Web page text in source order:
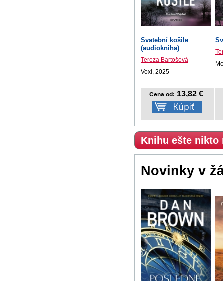
Svatební košile
(audiokniha)
Tereza Bartošová
Voxi, 2025
Cena od: 13,82 €
Knihu ešte nikto
Novinky v